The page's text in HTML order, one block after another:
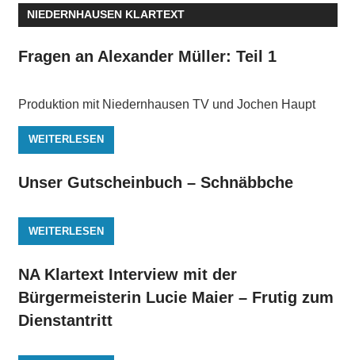
NIEDERNHAUSEN KLARTEXT
Fragen an Alexander Müller: Teil 1
Produktion mit Niedernhausen TV und Jochen Haupt
WEITERLESEN
Unser Gutscheinbuch – Schnäbbche
WEITERLESEN
NA Klartext Interview mit der
Bürgermeisterin Lucie Maier – Frutig zum
Dienstantritt